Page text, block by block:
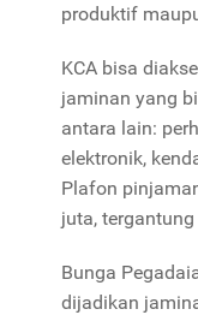
produktif
KCA bisa
jaminan yang
antara lain:
elektronik,
Plafon
juta,
Bunga
dijadikan